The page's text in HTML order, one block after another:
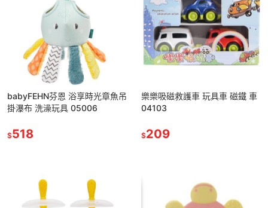
babyFEHN芬恩 浴享時光章魚吊
掛瀑布 洗澡玩具 05006
$518
樂樂吸磁救護車 玩具車 磁鐵 車
04103
$209